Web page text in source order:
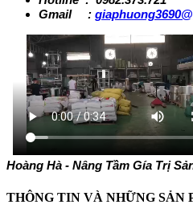
Gmail :
Hoàng Hà - Nâng Tầm Gía Trị
THÔNG TIN VÀ NHỮNG SẢN